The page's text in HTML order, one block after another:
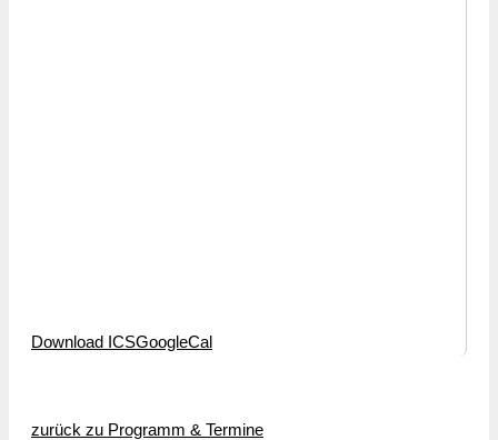
Download ICSGoogleCal
zurück zu Programm & Termine